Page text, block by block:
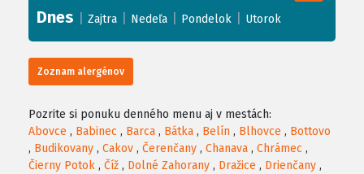
−
Dnes Zajtra Nedeľa Pondelok Utorok
Zoznam alergénov
Pozrite si ponuku denného menu aj v mestách:
Abovce , Babinec , Barca , Bátka , Belín , Blhovce , Bottovo
, Budikovany , Cakov , Čerenčany , Chanava , Chrámec ,
Čierny Potok , Číž , Dolné Zahorany , Dražice , Drienčany ,